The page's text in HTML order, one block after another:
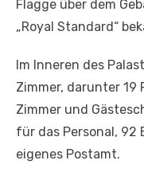
Flagge über dem
„Royal Standard“
Im Inneren des
Zimmer, darunter 19
Zimmer und
für das Personal, 92
eigenes Postamt.